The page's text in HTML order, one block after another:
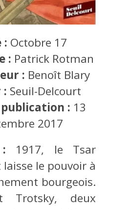
: Octobre 17
: Patrick Rotman
: Benoît Blary
: Seuil-Delcourt
: 13
2017
: 1917, le Tsar
le pouvoir à
bourgeois.
Trotsky, deux